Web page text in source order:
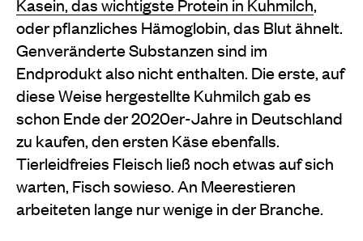
oder pflanzliches Hämoglobin, das Blut ähnelt.
Genveränderte Substanzen sind im
Endprodukt also nicht enthalten. Die erste, auf
diese Weise hergestellte Kuhmilch gab es
schon Ende der 2020er-Jahre in Deutschland
zu kaufen, den ersten Käse ebenfalls.
Tierleidfreies Fleisch ließ noch etwas auf sich
warten, Fisch sowieso. An Meerestieren
arbeiteten lange nur wenige in der Branche.